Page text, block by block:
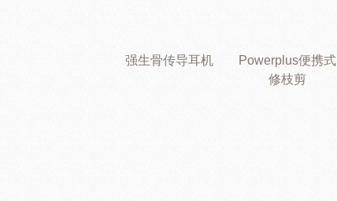
强生骨传导耳机
Powerplus便携式
修枝剪